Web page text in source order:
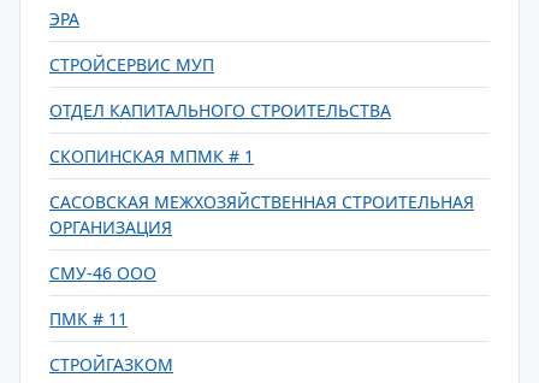
ЭРА
СТРОЙСЕРВИС МУП
ОТДЕЛ КАПИТАЛЬНОГО СТРОИТЕЛЬСТВА
СКОПИНСКАЯ МПМК # 1
САСОВСКАЯ МЕЖХОЗЯЙСТВЕННАЯ СТРОИТЕЛЬНАЯ
ОРГАНИЗАЦИЯ
СМУ-46 ООО
ПМК # 11
СТРОЙГАЗКОМ